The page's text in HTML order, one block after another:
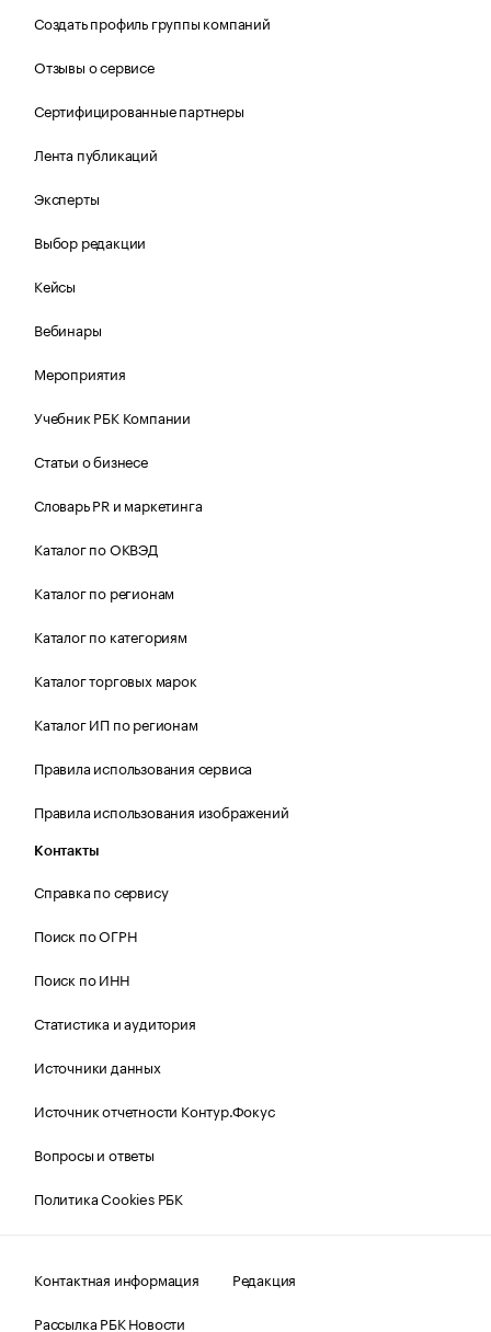
Создать профиль группы компаний
Отзывы о сервисе
Сертифицированные партнеры
Лента публикаций
Эксперты
Выбор редакции
Кейсы
Вебинары
Мероприятия
Учебник РБК Компании
Статьи о бизнесе
Словарь PR и маркетинга
Каталог по ОКВЭД
Каталог по регионам
Каталог по категориям
Каталог торговых марок
Каталог ИП по регионам
Правила использования сервиса
Правила использования изображений
Контакты
Справка по сервису
Поиск по ОГРН
Поиск по ИНН
Статистика и аудитория
Источники данных
Источник отчетности Контур.Фокус
Вопросы и ответы
Политика Cookies РБК
Контактная информация
Редакция
Рассылка РБК Новости